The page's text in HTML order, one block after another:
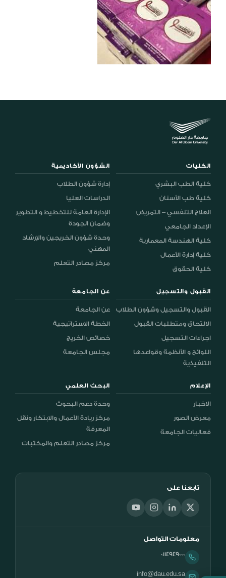
الكليات
كلية الطب البشري
كلية طب الأسنان
العلاج التنفسي – التمريض
الإعداد الجامعي
كلية الهندسة المعمارية
كلية إدارة الأعمال
كلية الحقوق
الشؤون الأكاديمية
إدارة شؤون الطلاب
الدراسات العليا
الإدارة العامة للتخطيط و التطوير
وضمان الجودة
وحدة شؤون الخريجين والإرشاد
المهني
مركز مصادر التعلم
القبول والتسجيل
القبول والتسجيل وشؤون الطلاب
الالتحاق ومتطلبات القبول
اجراءات التسجيل
اللوائح و الأنظمة وقواعدها
التنفيذية
عن الجامعة
عن الجامعة
الخطة الاستراتيجية
خصائص الخريج
مجلس الجامعة
الإعلام
الاخبار
معرض الصور
فعاليات الجامعة
البحث العلمي
وحدة دعم البحوث
مركز ريادة الأعمال والابتكار ونقل
المعرفة
مركز مصادر التعلم والمكتبات
تابعنا على
معلومات التواصل
0114949000
info@dau.edu.sa